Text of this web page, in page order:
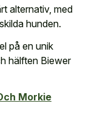
alternativ, med
hunden.
på en unik
hälften Biewer
Morkie